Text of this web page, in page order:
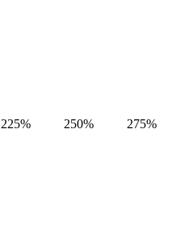
225% 250% 275%